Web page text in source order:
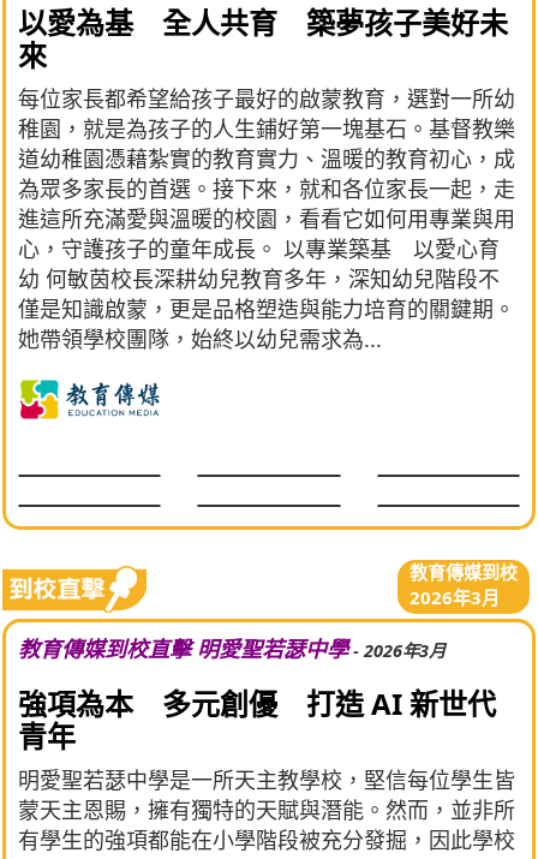
以愛為基 全人共育 築夢孩子美好未
來
每位家長都希望給孩子最好的啟蒙教育，選對一所幼
稚園，就是為孩子的人生鋪好第一塊基石。基督教樂
道幼稚園憑藉紮實的教育實力、溫暖的教育初心，成
為眾多家長的首選。接下來，就和各位家長一起，走
進這所充滿愛與溫暖的校園，看看它如何用專業與用
心，守護孩子的童年成長。 以專業築基 以愛心育
幼 何敏茵校長深耕幼兒教育多年，深知幼兒階段不
僅是知識啟蒙，更是品格塑造與能力培育的關鍵期。
她帶領學校團隊，始終以幼兒需求為...
教育傳媒到校
2026年3月
教育傳媒到校直擊 明愛聖若瑟中學- 2026年3月
強項為本 多元創優 打造 AI 新世代
青年
明愛聖若瑟中學是一所天主教學校，堅信每位學生皆
蒙天主恩賜，擁有獨特的天賦與潛能。然而，並非所
有學生的強項都能在小學階段被充分發掘，因此學校